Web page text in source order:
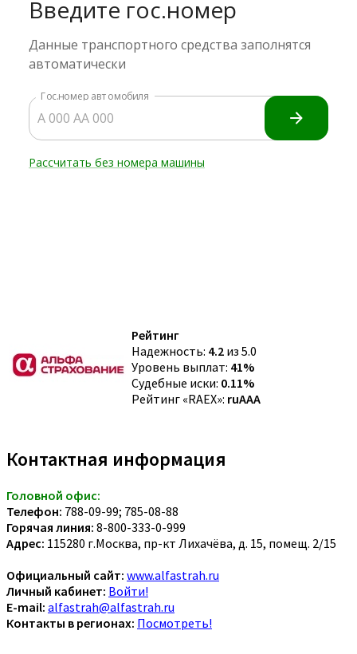
Рейтинг
Надежность: 4.2 из 5.0
Уровень выплат: 41%
Судебные иски: 0.11%
Рейтинг «RAEX»: ruAAA
Контактная информация
Головной офис:
Телефон: 788-09-99; 785-08-88
Горячая линия: 8-800-333-0-999
Адрес: 115280 г.Москва, пр-кт Лихачёва, д. 15, помещ. 2/15
Официальный сайт: www.alfastrah.ru
Личный кабинет: Войти!
E-mail: alfastrah@alfastrah.ru
Контакты в регионах: Посмотреть!